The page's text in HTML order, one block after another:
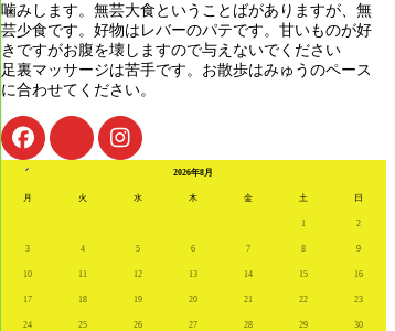
噛みします。無芸大食ということばがありますが、無
芸少食です。好物はレバーのパテです。甘いものが好
きですがお腹を壊しますので与えないでください
足裏マッサージは苦手です。お散歩はみゅうのペース
に合わせてください。
2026年8月
月 火 水 木 金 土 日
1 2
3 4 5 6 7 8 9
10 11 12 13 14 15 16
17 18 19 20 21 22 23
24 25 26 27 28 29 30